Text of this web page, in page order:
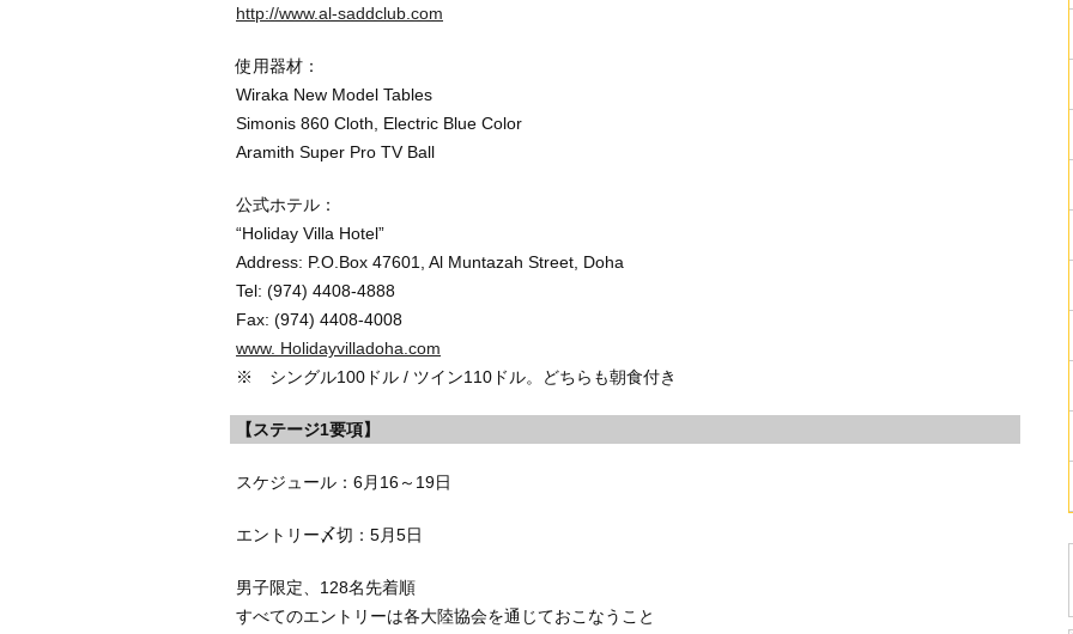
http://www.al-saddclub.com
使用器材：
Wiraka New Model Tables
Simonis 860 Cloth, Electric Blue Color
Aramith Super Pro TV Ball
公式ホテル：
“Holiday Villa Hotel”
Address: P.O.Box 47601, Al Muntazah Street, Doha
Tel: (974) 4408-4888
Fax: (974) 4408-4008
www. Holidayvilladoha.com
※ シングル100ドル / ツイン110ドル。どちらも朝食付き
【ステージ1要項】
スケジュール：6月16～19日
エントリー〆切：5月5日
男子限定、128名先着順
すべてのエントリーは各大陸協会を通じておこなうこと